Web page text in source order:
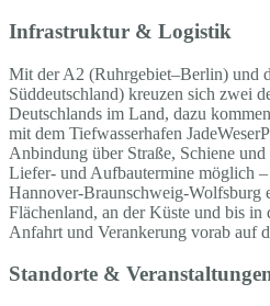
Infrastruktur & Logistik
Mit der A2 (Ruhrgebiet–Berlin) und
Süddeutschland) kreuzen sich zwei
Deutschlands im Land, dazu
mit dem Tiefwasserhafen
Anbindung über Straße, Schiene
Liefer- und Aufbautermine möglich
Hannover-Braunschweig-Wolfsburg
Flächenland, an der Küste und bis
Anfahrt und Verankerung vorab auf
Standorte &